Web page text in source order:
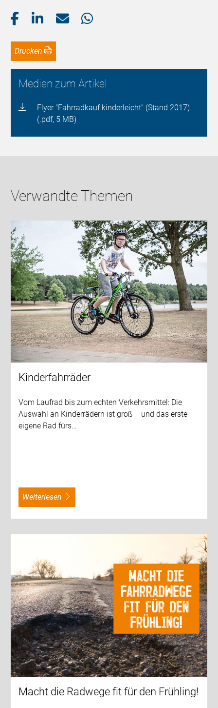
Drucken
Medien zum Artikel
Flyer "Fahrradkauf kinderleicht" (Stand 2017)
(.pdf, 5 MB)
Verwandte Themen
Kinderfahrräder
Vom Laufrad bis zum echten Verkehrsmittel: Die
Auswahl an Kinderrädern ist groß – und das erste
eigene Rad fürs…
weiterlesen
Macht die Radwege fit für den Frühling!